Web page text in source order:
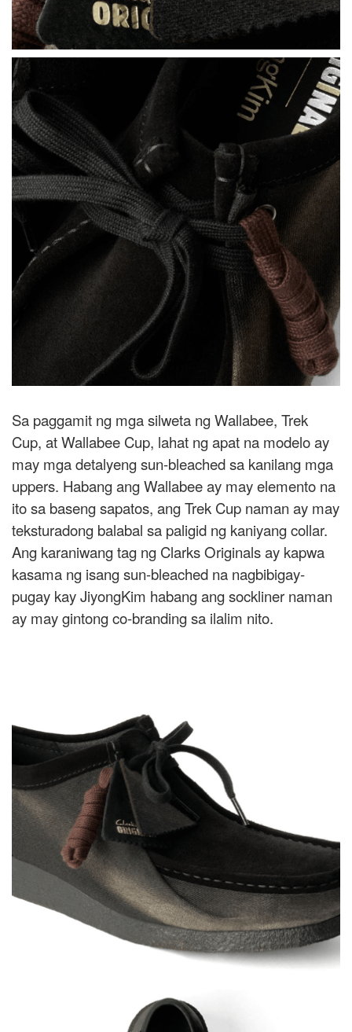
Sa paggamit ng mga silweta ng Wallabee, Trek
Cup, at Wallabee Cup, lahat ng apat na modelo ay
may mga detalyeng sun-bleached sa kanilang mga
uppers. Habang ang Wallabee ay may elemento na
ito sa baseng sapatos, ang Trek Cup naman ay may
teksturadong balabal sa paligid ng kaniyang collar.
Ang karaniwang tag ng Clarks Originals ay kapwa
kasama ng isang sun-bleached na nagbibigay-
pugay kay JiyongKim habang ang sockliner naman
ay may gintong co-branding sa ilalim nito.